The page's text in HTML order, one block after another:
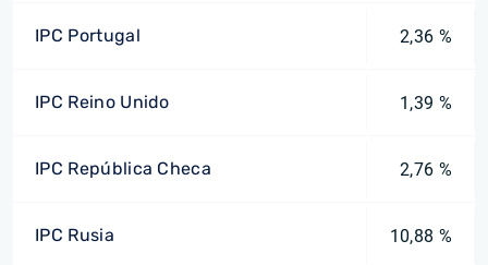
IPC Portugal 2,36 %
IPC Reino Unido 1,39 %
IPC República Checa 2,76 %
IPC Rusia 10,88 %